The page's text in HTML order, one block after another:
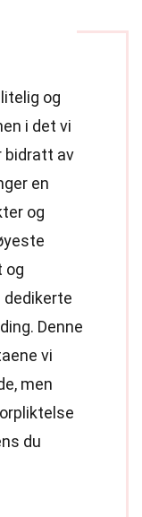
og
i det vi
bidratt av
en
og
og
dedikerte
Denne
vi
men
du